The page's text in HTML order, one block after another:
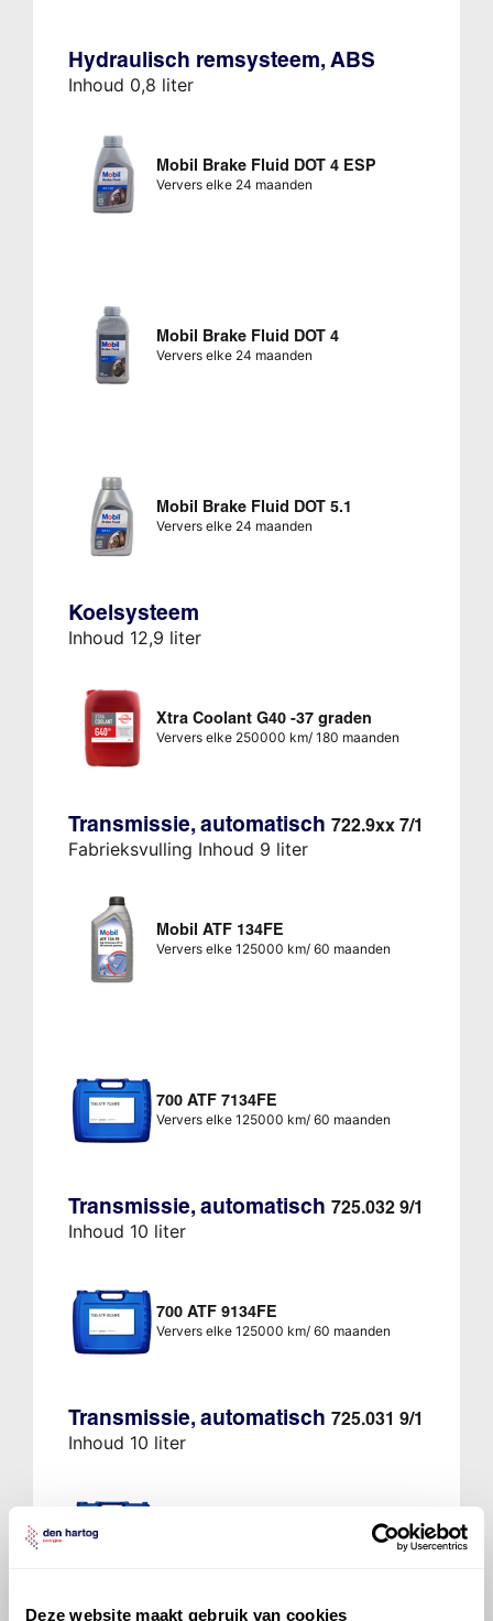
Deze website maakt gebruik van cookies
Hydraulisch remsysteem, ABS
Inhoud 0,8 liter
Mobil Brake Fluid DOT 4 ESP
Ververs elke 24 maanden
Mobil Brake Fluid DOT 4
Ververs elke 24 maanden
Mobil Brake Fluid DOT 5.1
Ververs elke 24 maanden
Koelsysteem
Inhoud 12,9 liter
Xtra Coolant G40 -37 graden
Ververs elke 250000 km/ 180 maanden
Transmissie, automatisch 722.9xx 7/1
Fabrieksvulling Inhoud 9 liter
Mobil ATF 134FE
Ververs elke 125000 km/ 60 maanden
700 ATF 7134FE
Ververs elke 125000 km/ 60 maanden
Transmissie, automatisch 725.032 9/1
Inhoud 10 liter
700 ATF 9134FE
Ververs elke 125000 km/ 60 maanden
Transmissie, automatisch 725.031 9/1
Inhoud 10 liter
Ververs elke 125000 km/ 60 maanden